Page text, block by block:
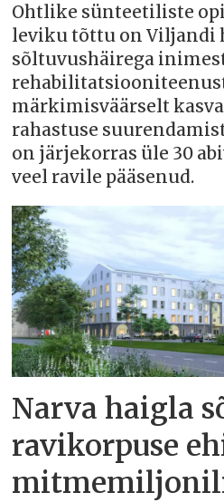
Ohtlike sünteetiliste
leviku tõttu on Viljandi
sõltuvushäirega
märkimisväärselt
rahastuse
on järjekorras üle 30
veel ravile pääsenud.
Narva haigla
ravikorpuse